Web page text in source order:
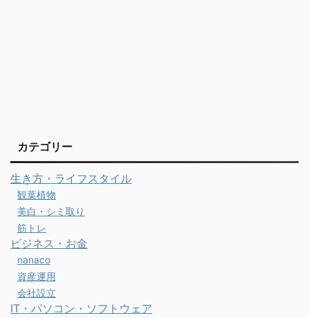
カテゴリー
生き方・ライフスタイル
観葉植物
美白・シミ取り
筋トレ
ビジネス・お金
nanaco
資産運用
会社設立
IT・パソコン・ソフトウェア